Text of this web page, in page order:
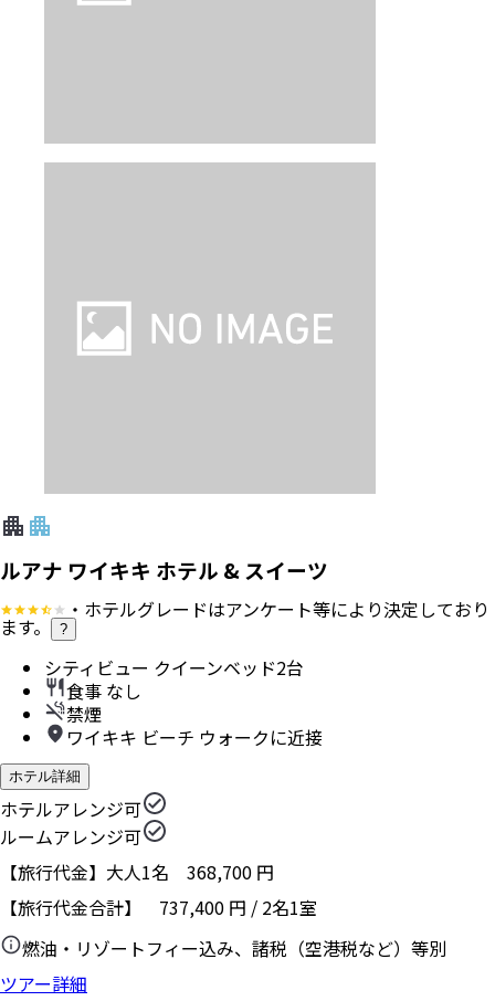
ルアナ ワイキキ ホテル & スイーツ
・ホテルグレードはアンケート等により決定しており
ます。 ?
シティビュー クイーンベッド2台
食事 なし
禁煙
ワイキキ ビーチ ウォークに近接
ホテル詳細
ホテルアレンジ可
ルームアレンジ可
【旅行代金】大人1名 368,700 円
【旅行代金合計】 737,400 円 / 2名1室
燃油・リゾートフィー込み、諸税（空港税など）等別
ツアー詳細